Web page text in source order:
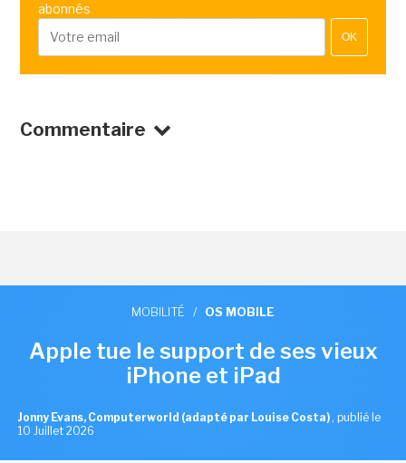
abonnés
OK
Commentaire
MOBILITÉ / OS MOBILE
Apple tue le support de ses vieux
iPhone et iPad
Jonny Evans, Computerworld (adapté par Louise Costa) , publié le
10 Juillet 2026